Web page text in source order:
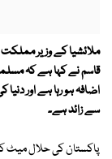
ملائشیا کے وزیر مملکت
قاسم نے کہا ہے کہ
سے زائد ہے۔
پاکستان کی حلال میٹ